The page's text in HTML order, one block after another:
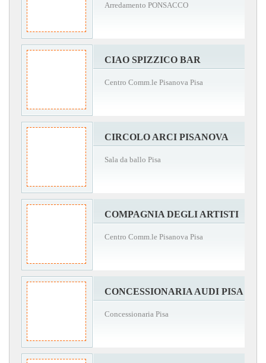
Arredamento PONSACCO
CIAO SPIZZICO BAR
Centro Comm.le Pisanova Pisa
CIRCOLO ARCI PISANOVA
Sala da ballo Pisa
COMPAGNIA DEGLI ARTISTI
Centro Comm.le Pisanova Pisa
CONCESSIONARIA AUDI PISA
Concessionaria Pisa